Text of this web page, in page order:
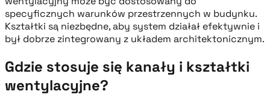
specyficznych warunków przestrzennych w budynku.
Kształtki są niezbędne, aby system działał efektywnie i
był dobrze zintegrowany z układem architektonicznym.
Gdzie stosuje się kanały i kształtki
wentylacyjne?